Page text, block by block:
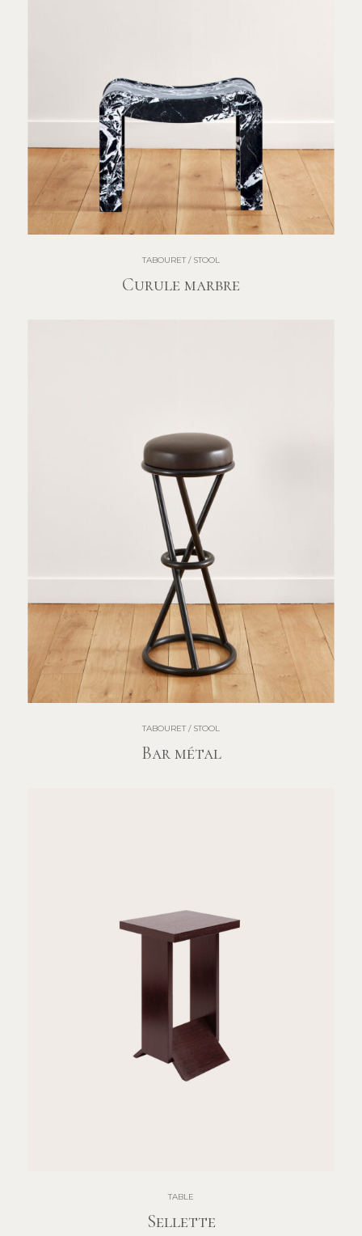
TABOURET / STOOL
Curule marbre
TABOURET / STOOL
Bar métal
TABLE
Sellette